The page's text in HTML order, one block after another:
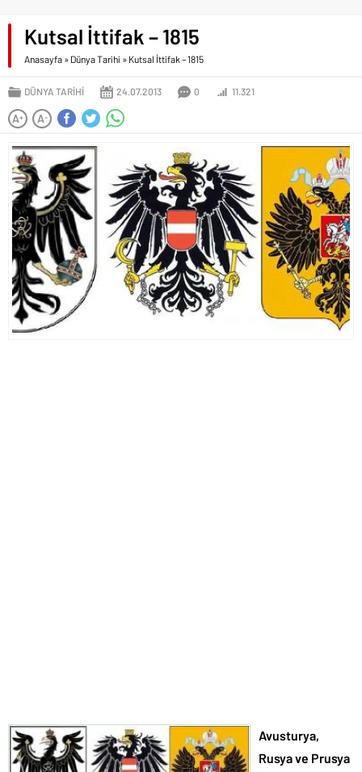
Kutsal İttifak – 1815
Anasayfa » Dünya Tarihi » Kutsal İttifak – 1815
DÜNYA TARIHI 24.07.2013 0 11.321
A+ A-
Avusturya,
Rusya ve Prusya